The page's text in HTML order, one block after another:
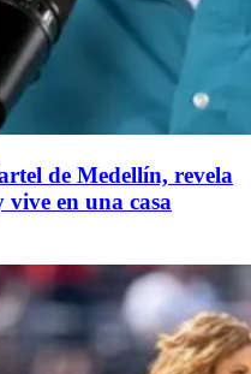
de Medellín, revela
en una casa